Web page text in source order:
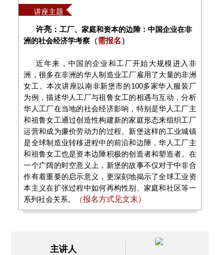
讲座主题
许亮 ：工厂、家庭和资本的边陲：中国企业在非
洲的社会经济学考察 （需报名）
近年来，中国的企业和工厂开始大规模进入非
洲，很多在非洲的华人制造业工厂雇用了大量的非洲
女工。本次讲座以南非新堡市的100多家华人服装厂
为例，描述华人工厂与祖鲁女工的相遇与互动，分析
华人工厂在当地的社会经济影响，特别是华人工厂主
和祖鲁女工通过创造性构建新的家庭形态来组织工厂
运营和成为廉价劳动力的过程。新堡这样的工业城镇
是全球制造业转移进程中的前沿和边陲，华人工厂主
和祖鲁女工也是资本边陲积极的创造者和塑造者。在
一个广阔的时空意义上，新堡的故事不仅对于中非合
作有着重要的启示意义，更深刻地揭示了全球工业资
本主义在扩张过程中如何再构性别、家庭和社区等一
系列社会关系。
（报名方式见文末）
主讲人